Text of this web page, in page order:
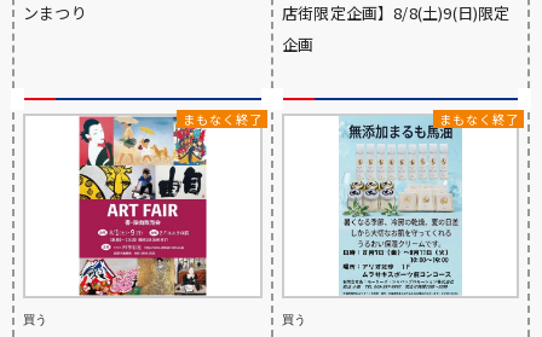
ンまつり
店街限定企画】8/8(土)9(日)限定
企画
買う 買う